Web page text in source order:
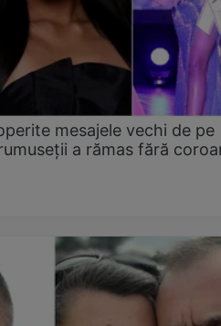
mesajele vechi de pe
a rămas fără